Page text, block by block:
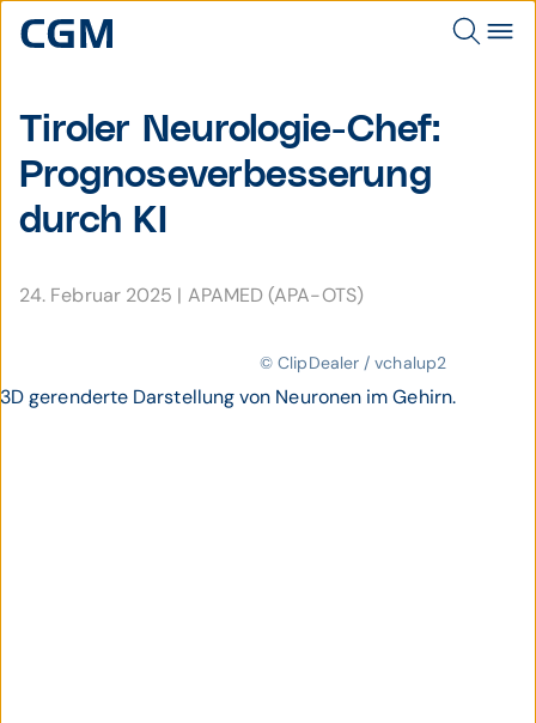
Tiroler Neuro­logie-Chef:
Pro­gnose­ver­besserung
durch KI
24. Februar 2025 | APAMED (APA-OTS)
© ClipDealer / vchalup2
3D gerenderte Darstellung von Neuronen im Gehirn.